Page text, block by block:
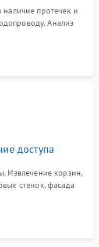
протечек и
Анализ
вращения
системы защиты
доступа
Извлечение корзин,
стенок, фасада
помпе.